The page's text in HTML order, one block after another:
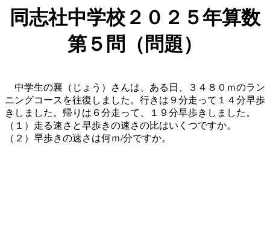
同志社中学校２０２５年算数
第５問（問題）
中学生の襄（じょう）さんは、ある日、３４８０ｍのラン
ニングコースを往復しました。行きは９分走って１４分早歩
きしました。帰りは６分走って、１９分早歩きしました。
（１）走る速さと早歩きの速さの比はいくつですか。
（２）早歩きの速さは何ｍ/分ですか。